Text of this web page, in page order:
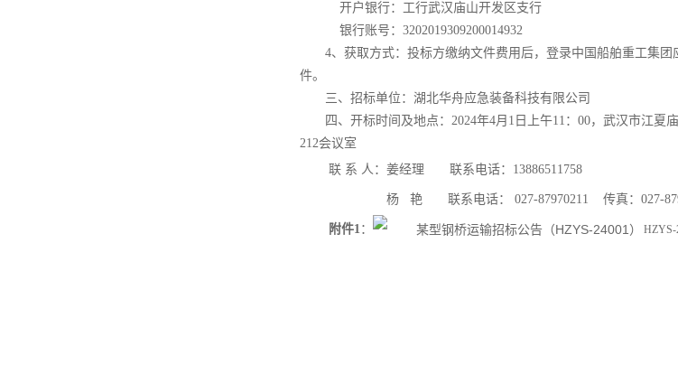
开户银行：工行武汉庙山开发区支行
银行账号：3202019309200014932
4、获取方式：投标方缴纳文件费用后，登录中国船舶重工集团
件。
三、招标单位：湖北华舟应急装备科技有限公司
四、开标时间及地点：2024年4月1日上午11：00，武汉市江夏
212会议室
联 系 人：姜经理 联系电话：13886511758
杨 艳 联系电话： 027-87970211 传真：027-
附件1： HZYS-